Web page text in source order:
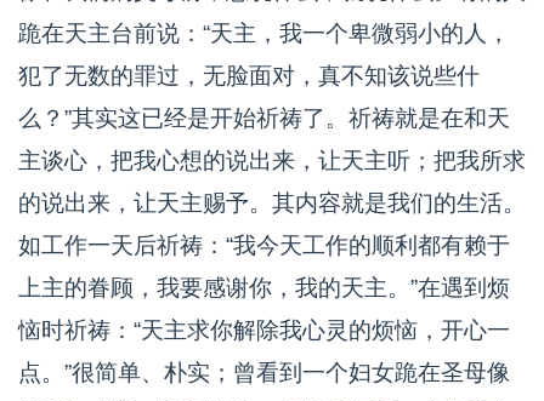
跪在天主台前说：“天主，我一个卑微弱小的人，
犯了无数的罪过，无脸面对，真不知该说些什
么？”其实这已经是开始祈祷了。祈祷就是在和天
主谈心，把我心想的说出来，让天主听；把我所求
的说出来，让天主赐予。其内容就是我们的生活。
如工作一天后祈祷：“我今天工作的顺利都有赖于
上主的眷顾，我要感谢你，我的天主。”在遇到烦
恼时祈祷：“天主求你解除我心灵的烦恼，开心一
点。”很简单、朴实；曾看到一个妇女跪在圣母像